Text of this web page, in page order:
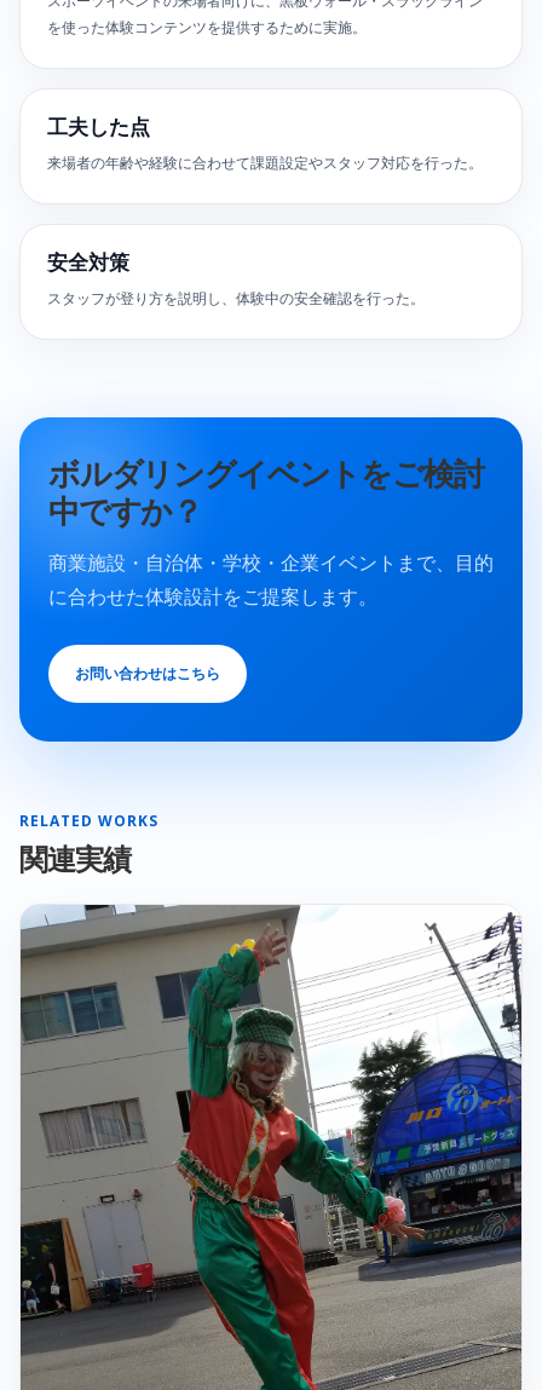
を使った体験コンテンツを提供するために実施。
工夫した点
来場者の年齢や経験に合わせて課題設定やスタッフ対応を行った。
安全対策
スタッフが登り方を説明し、体験中の安全確認を行った。
ボルダリングイベントをご検討
中ですか？
商業施設・自治体・学校・企業イベントまで、目的
に合わせた体験設計をご提案します。
お問い合わせはこちら
RELATED WORKS
関連実績